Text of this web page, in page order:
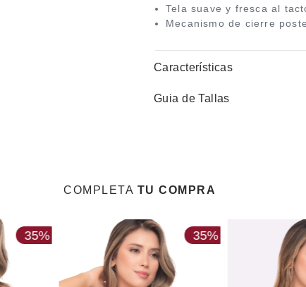
Tela suave y fresca al
Mecanismo de cierre
Características
Guia de Tallas
COMPLETA TU COMPRA
35% 35%